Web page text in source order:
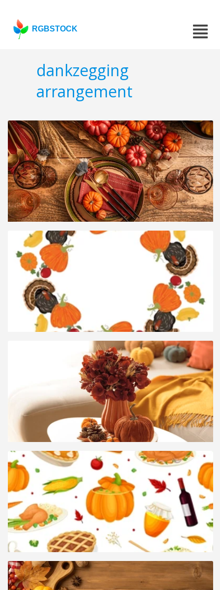
RGBSTOCK
dankzegging
arrangement